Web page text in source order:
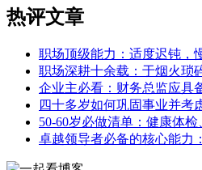
热评文章
职场顶级能力：适度迟钝，
职场深耕十余载：于烟火琐
企业主必看：财务总监应具
四十多岁如何巩固事业并考
50-60岁必做清单：健康体
卓越领导者必备的核心能力